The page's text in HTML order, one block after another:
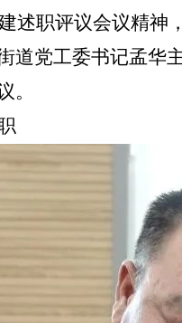
述职评议会议精神
道党工委书记孟华
。